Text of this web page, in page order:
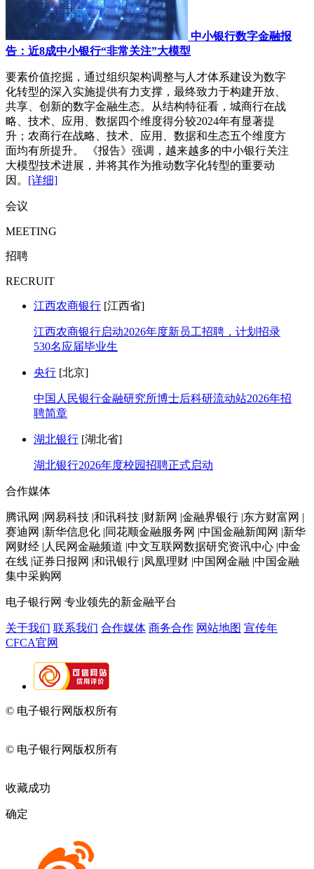
中小银行数字金融报
告：近8成中小银行“非常关注”大模型
要素价值挖掘，通过组织架构调整与人才体系建设为数字
化转型的深入实施提供有力支撑，最终致力于构建开放、
共享、创新的数字金融生态。从结构特征看，城商行在战
略、技术、应用、数据四个维度得分较2024年有显著提
升；农商行在战略、技术、应用、数据和生态五个维度方
面均有所提升。 《报告》强调，越来越多的中小银行关注
大模型技术进展，并将其作为推动数字化转型的重要动
因。 [详细]
会议
MEETING
招聘
RECRUIT
江西农商银行 [江西省]
江西农商银行启动2026年度新员工招聘，计划招录
530名应届毕业生
央行 [北京]
中国人民银行金融研究所博士后科研流动站2026年招
聘简章
湖北银行 [湖北省]
湖北银行2026年度校园招聘正式启动
合作媒体
腾讯网 |网易科技 |和讯科技 |财新网 |金融界银行 |东方财富网 |
赛迪网 |新华信息化 |同花顺金融服务网 |中国金融新闻网 |新华
网财经 |人民网金融频道 |中文互联网数据研究资讯中心 |中金
在线 |证券日报网 |和讯银行 |凤凰理财 |中国网金融 |中国金融
集中采购网
电子银行网 专业领先的新金融平台
关于我们 联系我们 合作媒体 商务合作 网站地图 宣传年
CFCA官网
© 电子银行网版权所有
© 电子银行网版权所有
收藏成功
确定